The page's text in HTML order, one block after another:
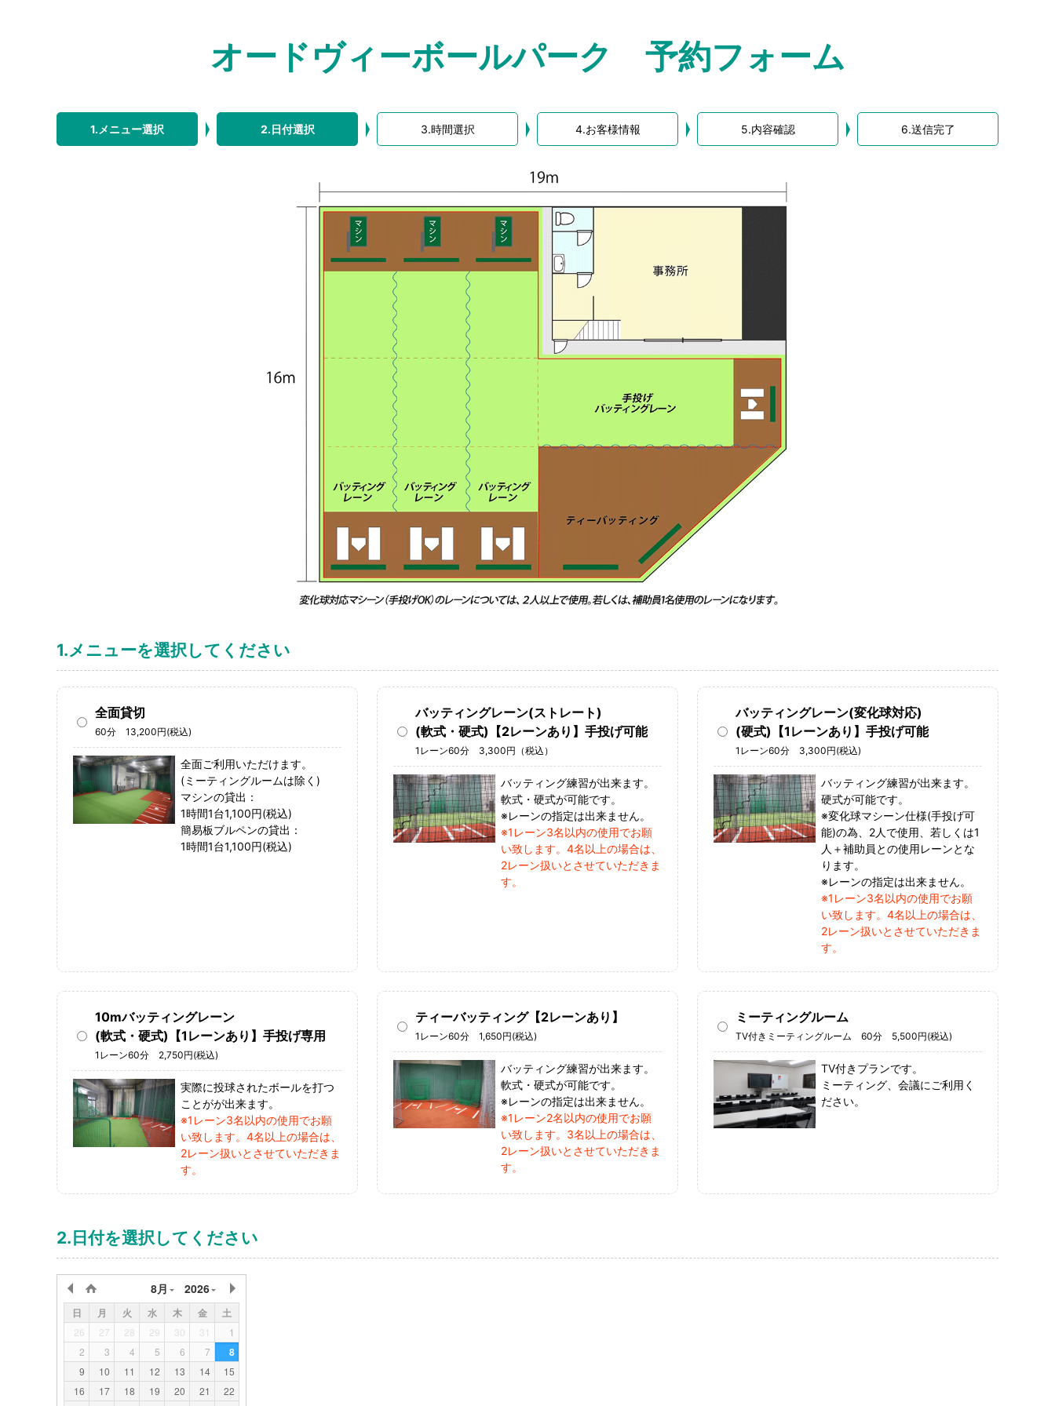
オードヴィーボールパーク 予約フォーム
1.メニュー選択 2.日付選択 3.時間選択 4.お客様情報 5.内容確認 6.送信完了
1.メニューを選択してください
全面貸切
60分 13,200円(税込)
全面ご利用いただけます。
(ミーティングルームは除く)
マシンの貸出：
1時間1台1,100円(税込)
簡易板ブルペンの貸出：
1時間1台1,100円(税込)
バッティングレーン(ストレート)
(軟式・硬式)【2レーンあり】手投げ可能
1レーン60分 3,300円（税込）
バッティング練習が出来ます。
軟式・硬式が可能です。
※レーンの指定は出来ません。
※1レーン3名以内の使用でお願
い致します。4名以上の場合は、
2レーン扱いとさせていただきま
す。
バッティングレーン(変化球対応)
(硬式)【1レーンあり】手投げ可能
1レーン60分 3,300円(税込)
バッティング練習が出来ます。
硬式が可能です。
※変化球マシーン仕様(手投げ可
能)の為、2人で使用、若しくは1
人＋補助員との使用レーンとな
ります。
※レーンの指定は出来ません。
※1レーン3名以内の使用でお願
い致します。4名以上の場合は、
2レーン扱いとさせていただきま
す。
10mバッティングレーン
(軟式・硬式)【1レーンあり】手投げ専用
1レーン60分 2,750円(税込)
実際に投球されたボールを打つ
ことがが出来ます。
※1レーン3名以内の使用でお願
い致します。4名以上の場合は、
2レーン扱いとさせていただきま
す。
ティーバッティング【2レーンあり】
1レーン60分 1,650円(税込)
バッティング練習が出来ます。
軟式・硬式が可能です。
※レーンの指定は出来ません。
※1レーン2名以内の使用でお願
い致します。3名以上の場合は、
2レーン扱いとさせていただきま
す。
ミーティングルーム
TV付きミーティングルーム 60分 5,500円(税込)
TV付きプランです。
ミーティング、会議にご利用く
ださい。
2.日付を選択してください
8月 2026
日 月 火 水 木 金 土
26 27 28 29 30 31
1
2
3 4 5 6 7 8
9 10 11 12 13 14
15
16
17 18 19 20 21
22